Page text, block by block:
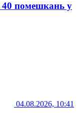
40 помешкань у
04.08.2026, 10:41